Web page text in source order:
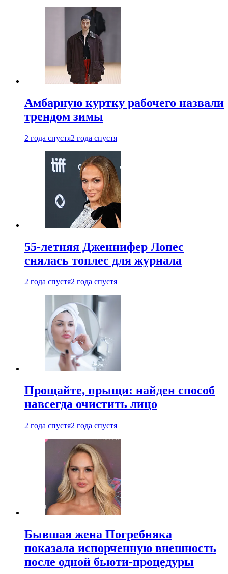
Амбарную куртку рабочего назвали
трендом зимы
2 года спустя2 года спустя
55-летняя Дженнифер Лопес
снялась топлес для журнала
2 года спустя2 года спустя
Прощайте, прыщи: найден способ
навсегда очистить лицо
2 года спустя2 года спустя
Бывшая жена Погребняка
показала испорченную внешность
после одной бьюти-процедуры